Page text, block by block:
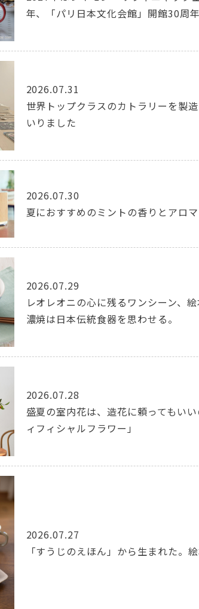
年、「パリ日本文化会館」開館30周
2026.07.31
世界トップクラスのカトラリーを製
いりました
2026.07.30
夏におすすめのミントの香りとアロ
2026.07.29
レオレオニの心に残るワンシーン、
濃焼は日本伝統食器を思わせる。
2026.07.28
盛夏の室内花は、造花に頼ってもい
ィフィシャルフラワー」
2026.07.27
「すうじのえほん」から生まれた。